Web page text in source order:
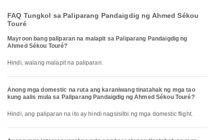
FAQ Tungkol sa Paliparang Pandaigdig ng Ahmed Sékou
Touré
Mayroon bang paliparan na malapit sa Paliparang Pandaigdig ng
Ahmed Sékou Touré?
Hindi, walang malapit na paliparan.
Anong mga domestic na ruta ang karaniwang tinatahak ng mga tao
kung aalis mula sa Paliparang Pandaigdig ng Ahmed Sékou Touré?
Hindi, ang paliparan na ito ay hindi nagsisilbi ng mga domestic flight.